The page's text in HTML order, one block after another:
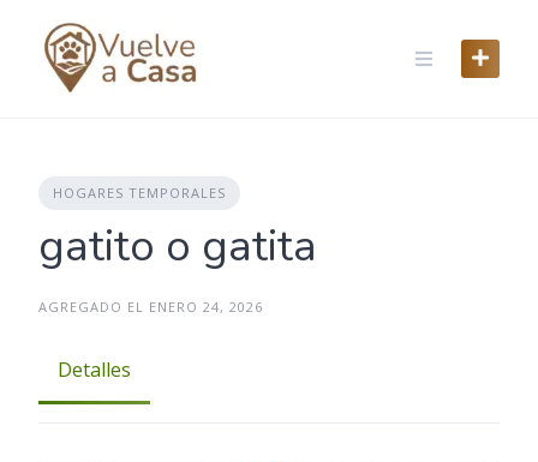
content
HOGARES TEMPORALES
gatito o gatita
AGREGADO EL ENERO 24, 2026
Detalles